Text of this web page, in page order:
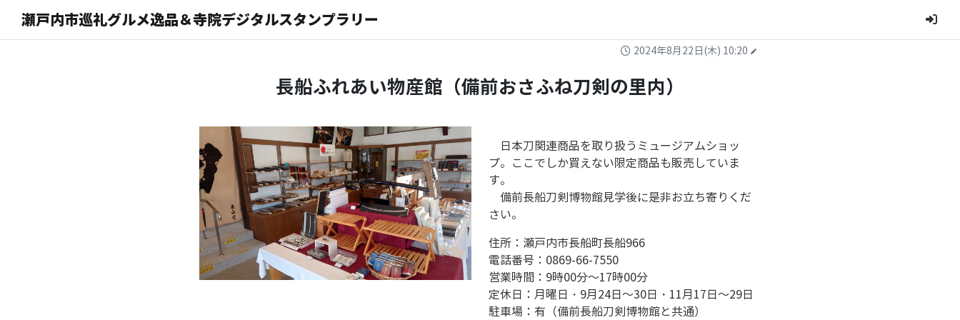
瀬戸内市巡礼グルメ逸品＆寺院デジタルスタンプラリー
2024年8月22日(木) 10:20
長船ふれあい物産館（備前おさふね刀剣の里内）
日本刀関連商品を取り扱うミュージアムショッ
プ。ここでしか買えない限定商品も販売していま
す。
備前長船刀剣博物館見学後に是非お立ち寄りくだ
さい。
住所：瀬戸内市長船町長船966
電話番号：0869-66-7550
営業時間：9時00分～17時00分
定休日：月曜日・9月24日～30日・11月17日～29日
駐車場：有（備前長船刀剣博物館と共通）